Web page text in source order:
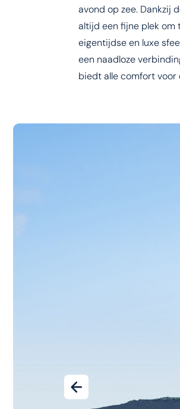
avond op zee. Dankzij
altijd een fijne plek om
eigentijdse en luxe
een naadloze
biedt alle comfort voor